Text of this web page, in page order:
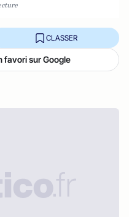
CLASSER
favori sur Google